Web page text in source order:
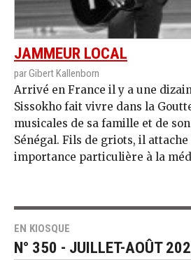
JAMMEUR LOCAL
par Gibert Kallenborn
Arrivé en France il y a une
Sissokho fait vivre dans la
musicales de sa famille et de
Sénégal. Fils de griots, il attache
importance particulière à la
EN KIOSQUE
N° 350 - JUILLET-AOÛT